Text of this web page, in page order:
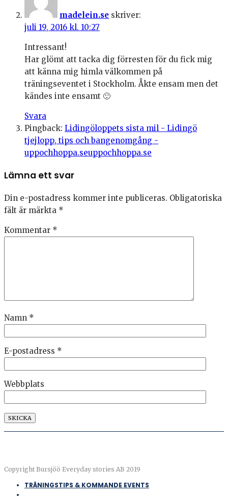
madelein.se skriver:
juli 19, 2016 kl. 10:27
Intressant!
Har glömt att tacka dig förresten för du fick mig
att känna mig himla välkommen på
träningseventet i Stockholm. Åkte ensam men det
kändes inte ensamt 🙂
Svara
Pingback: Lidingöloppets sista mil - Lidingö
tjejlopp, tips och bangenomgång -
uppochhoppa.seuppochhoppa.se
Lämna ett svar
Din e-postadress kommer inte publiceras. Obligatoriska
fält är märkta *
Kommentar *
Namn *
E-postadress *
Webbplats
Copyright Bursjöö Everyday stories AB 2019
TRÄNINGSTIPS & KOMMANDE EVENTS